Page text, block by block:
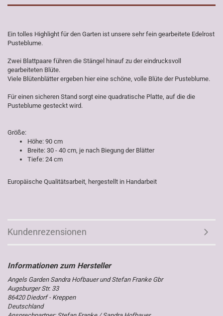
Ein tolles Highlight für den Garten ist unsere sehr fein gearbeitete Edelrost
Pusteblume.
Zwei Blattpaare führen die Stängel hinauf zu der eindrucksvoll
gearbeiteten Blüte.
Viele Blütenblätter ergeben hier eine schöne, volle Blüte der Pusteblume.
Für einen sicheren Stand sorgt eine quadratische Platte, auf die die
Pusteblume gesteckt wird.
Größe:
Höhe: 90 cm
Breite: 30 - 40 cm, je nach Biegung der Blätter
Tiefe: 24 cm
Europäische Qualitätsarbeit, hergestellt in Handarbeit
Kundenrezensionen
Angels Garden Sandra Hofbauer und Stefan Franke Gbr
Augsburger Str. 33
86420 Diedorf - Kreppen
Deutschland